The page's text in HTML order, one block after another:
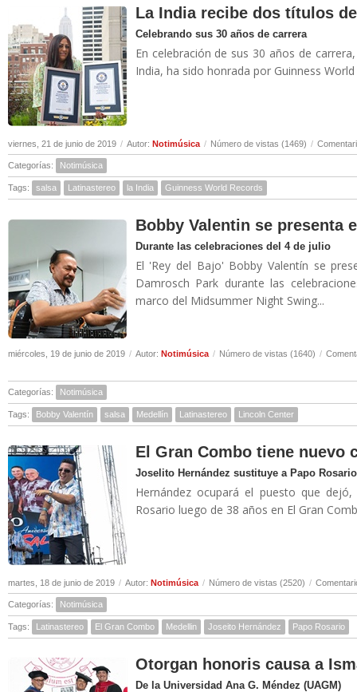
La India recibe dos títulos
Celebrando sus 30 años de carrera
En celebración de sus 30 años de
India, ha sido honrada por Guinness World
viernes, 21 de junio de 2019 / Autor: Notimúsica / Número de vistas (1469) /
Categorías: Notimúsica
Tags: salsa Latinastereo la India Guinness World Records
Bobby Valentin se presenta
Durante las celebraciones del 4 de julio
El 'Rey del Bajo' Bobby Valentín se
Damrosch Park durante las
marco del Midsummer Night Swing...
miércoles, 19 de junio de 2019 / Autor: Notimúsica / Número de vistas (1640) /
Categorías: Notimúsica
Tags: Bobby Valentín salsa Medellín Latinastereo Lincoln Center
El Gran Combo tiene nuevo
Joselito Hernández sustituye a Papo Rosario
Hernández ocupará el puesto que
Rosario luego de 38 años en El Gran
martes, 18 de junio de 2019 / Autor: Notimúsica / Número de vistas (2520) /
Categorías: Notimúsica
Tags: Latinastereo El Gran Combo Medellin Joseito Hernández Papo Rosario
Otorgan honoris causa a
De la Universidad Ana G. Méndez (UAGM)